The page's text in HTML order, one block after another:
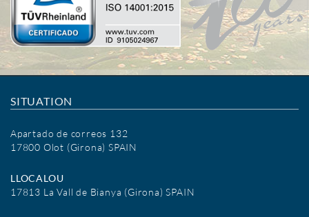
SITUATION
Apartado de correos 132
17800 Olot (Girona) SPAIN
LLOCALOU
17813 La Vall de Bianya (Girona) SPAIN